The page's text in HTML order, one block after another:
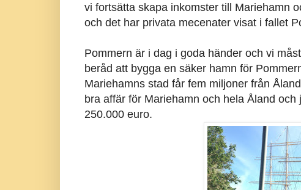
vi fortsätta skapa inkomster till Mariehamn
och det har privata mecenater visat i fallet
Pommern är i dag i goda händer och vi
beråd att bygga en säker hamn för
Mariehamns stad får fem miljoner från
bra affär för Mariehamn och hela Åland
250.000 euro.